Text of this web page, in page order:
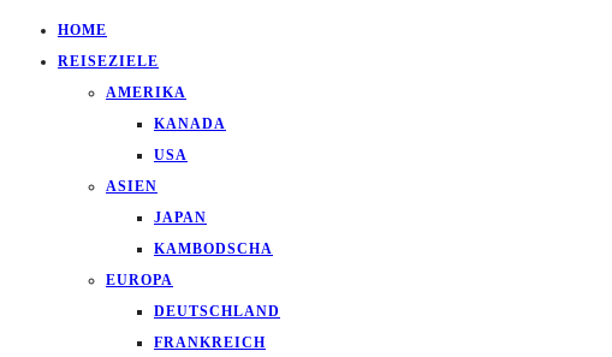
HOME
REISEZIELE
AMERIKA
KANADA
USA
ASIEN
JAPAN
KAMBODSCHA
EUROPA
DEUTSCHLAND
FRANKREICH